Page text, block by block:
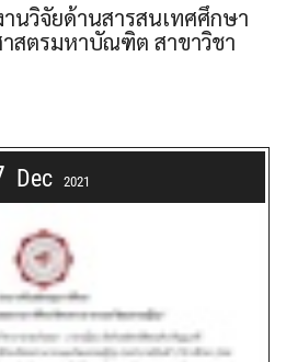
นวิจัยด้านสารสนเทศศึกษา
สตรมหาบัณฑิต สาขาวิชา
Dec 2021